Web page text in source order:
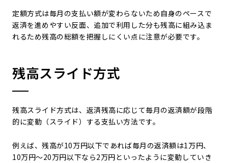
定額方式は毎月の支払い額が変わらないため自身のペースで
返済を進めやすい反面、追加で利用した分も残高に組み込ま
れるため残高の総額を把握しにくい点に注意が必要です。
残高スライド方式
残高スライド方式は、返済残高に応じて毎月の返済額が段階
的に変動（スライド）する支払い方法です。
例えば、残高が10万円以下であれば毎月の返済額は1万円、
10万円～20万円以下なら2万円といったように変動していき